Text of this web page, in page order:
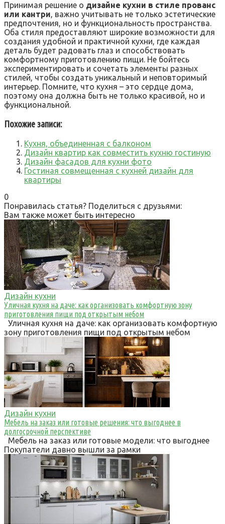
Принимая решение о дизайне кухни в стиле прованс
или кантри, важно учитывать не только эстетические
предпочтения, но и функциональность пространства.
Оба стиля предоставляют широкие возможности для
создания удобной и практичной кухни, где каждая
деталь будет радовать глаз и способствовать
комфортному приготовлению пищи. Не бойтесь
экспериментировать и сочетать элементы разных
стилей, чтобы создать уникальный и неповторимый
интерьер. Помните, что кухня – это сердце дома,
поэтому она должна быть не только красивой, но и
функциональной.
Похожие записи:
Кухня, объединенная с балконом
Дизайн квартир как совместить кухню гостиную
Дизайн фасадов для кухни фото
Гостиная совмещенная с кухней дизайн для
квартиры
0
Понравилась статья? Поделиться с друзьями:
Вам также может быть интересно
Дизайн кухни
Уличная кухня на даче: как организовать комфортную зону
приготовления пищи под открытым небом
Уличная кухня на даче: как организовать комфортную
зону приготовления пищи под открытым небом
Дизайн кухни
Мебель на заказ или готовые решения: что выгоднее в
долгосрочной перспективе
Мебель на заказ или готовые модели: что выгоднее
Покупатели давно вышли за рамки